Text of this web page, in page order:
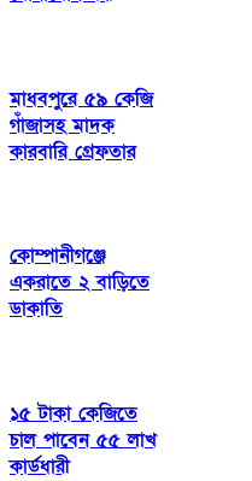
মাধবপুরে ৫৯ কেজি
গাঁজাসহ মাদক
কারবারি গ্রেফতার
কোম্পানীগঞ্জে
একরাতে ২ বাড়িতে
ডাকাতি
১৫ টাকা কেজিতে
চাল পাবেন ৫৫ লাখ
কার্ডধারী